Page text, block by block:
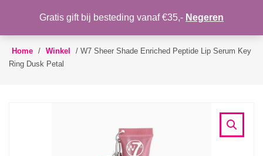
Toggle
WENSLIJST
Home / Winkel / W7 Sheer Shade Enriched Peptide Lip Serum Key
Ring Dusk Petal
Gratis gift bij besteding vanaf €35,- Negeren